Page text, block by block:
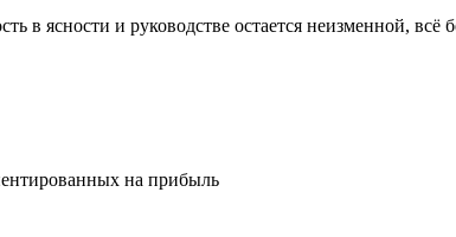
ясности и руководстве остается неизменной, всё
на прибыль